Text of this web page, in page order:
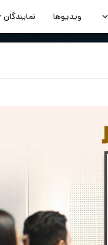
ویدیوها نمایندگان